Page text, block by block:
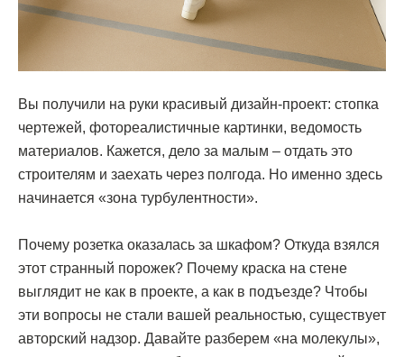
Вы получили на руки красивый дизайн-проект: стопка
чертежей, фотореалистичные картинки, ведомость
материалов. Кажется, дело за малым – отдать это
строителям и заехать через полгода. Но именно здесь
начинается «зона турбулентности».
Почему розетка оказалась за шкафом? Откуда взялся
этот странный порожек? Почему краска на стене
выглядит не как в проекте, а как в подъезде? Чтобы
эти вопросы не стали вашей реальностью, существует
авторский надзор. Давайте разберем «на молекулы»,